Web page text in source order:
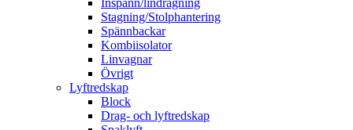
Stagning/Stolphantering
Spännbackar
Kombiisolator
Linvagnar
Övrigt
Lyftredskap
Block
Drag- och lyftredskap